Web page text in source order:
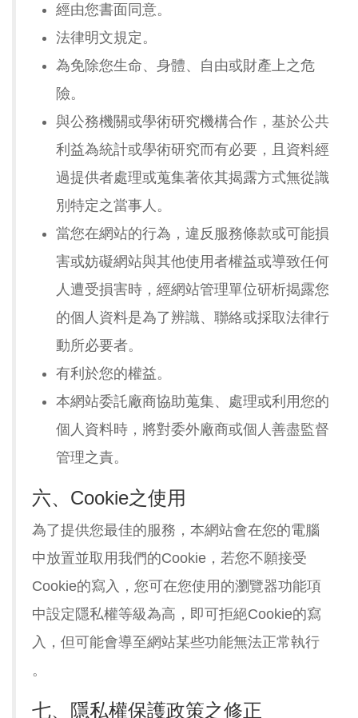
經由您書面同意。
法律明文規定。
為免除您生命、身體、自由或財產上之危
險。
與公務機關或學術研究機構合作，基於公共
利益為統計或學術研究而有必要，且資料經
過提供者處理或蒐集著依其揭露方式無從識
別特定之當事人。
當您在網站的行為，違反服務條款或可能損
害或妨礙網站與其他使用者權益或導致任何
人遭受損害時，經網站管理單位研析揭露您
的個人資料是為了辨識、聯絡或採取法律行
動所必要者。
有利於您的權益。
本網站委託廠商協助蒐集、處理或利用您的
個人資料時，將對委外廠商或個人善盡監督
管理之責。
六、Cookie之使用
為了提供您最佳的服務，本網站會在您的電腦
中放置並取用我們的Cookie，若您不願接受
Cookie的寫入，您可在您使用的瀏覽器功能項
中設定隱私權等級為高，即可拒絕Cookie的寫
入，但可能會導至網站某些功能無法正常執行
。
七、隱私權保護政策之修正